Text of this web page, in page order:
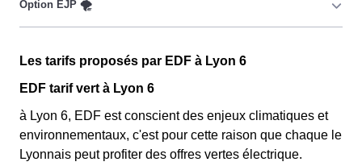
KWh de chaque mois sont moins chers, et permettent
attention à sa consommation à Lyon 6. Ce tarif existe
chez la plupart des fournisseurs d'électricité de France
et est disponible pour les Lyonnais éligibles. 💡🏠
clients Lyonnais l'ayant choisie avant 1998. Elle
différencie deux tarifs : pendant 22 jours le prix de
l'électricité est quatre fois plus cher, tandis que tous les
autres jours de l'année, le prix est 20% moins cher par
rapport au tarif normal à Lyon 6. ⚡💸
Les tarifs proposés par EDF à Lyon 6
EDF tarif vert à Lyon 6
à Lyon 6, EDF est conscient des enjeux climatiques et
environnementaux, c'est pour cette raison que chaque le
Lyonnais peut profiter des offres vertes électrique.